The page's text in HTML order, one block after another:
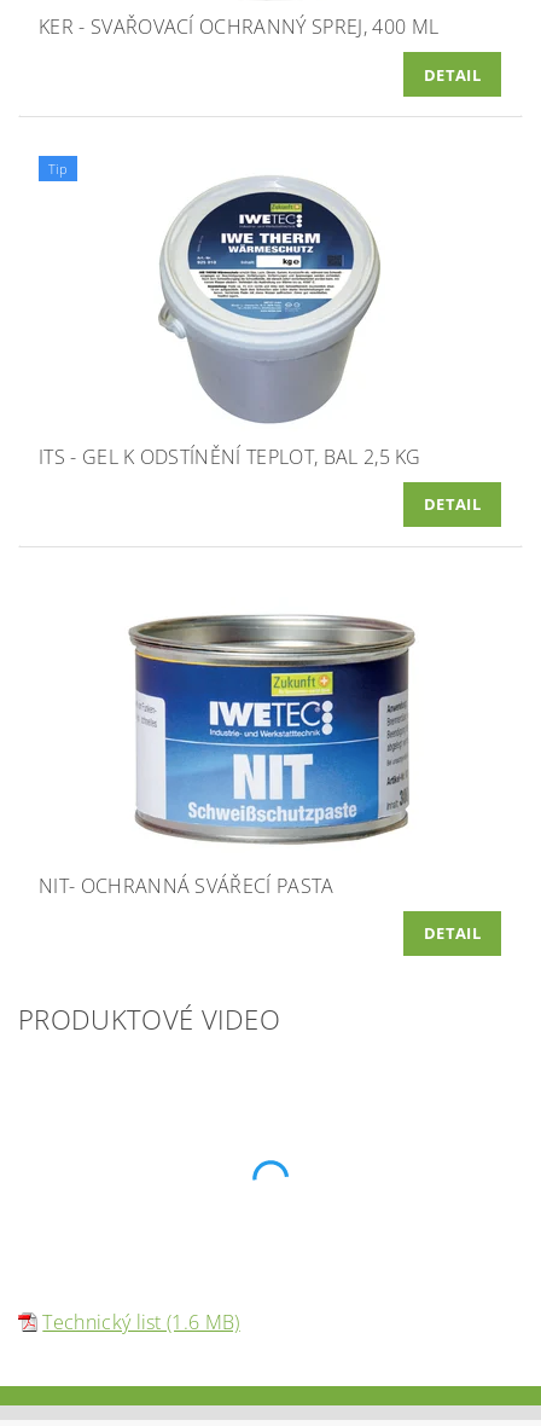
KER - SVAŘOVACÍ OCHRANNÝ SPREJ, 400 ML
DETAIL
Tip
ITS - GEL K ODSTÍNĚNÍ TEPLOT, BAL 2,5 KG
DETAIL
NIT- OCHRANNÁ SVÁŘECÍ PASTA
DETAIL
PRODUKTOVÉ VIDEO
Technický list (1.6 MB)